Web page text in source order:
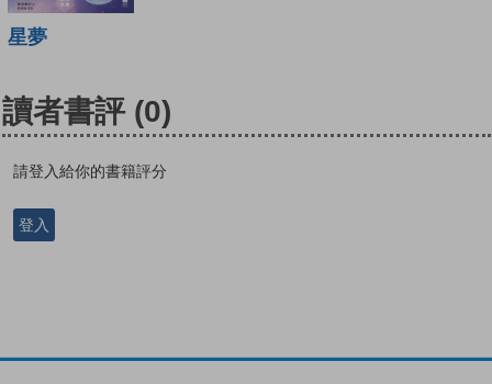
星夢
讀者書評 (0)
請登入給你的書籍評分
登入